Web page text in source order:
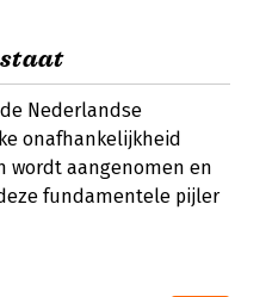
Nederlandse
onafhankelijkheid
wordt aangenomen en
fundamentele pijler